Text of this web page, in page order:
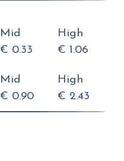
Mid
€ 0.33
High
€ 1.06
Mid
€ 0.90
High
€ 2.43